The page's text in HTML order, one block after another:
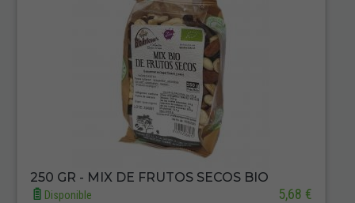
250 GR - MIX DE FRUTOS SECOS BIO
Disponible 5,68 €